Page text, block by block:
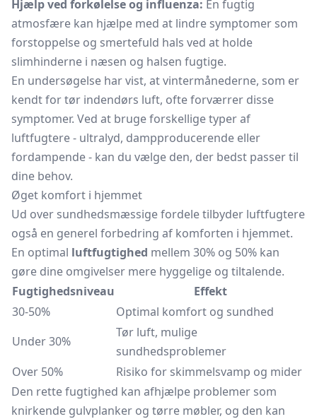
Hjælp ved forkølelse og influenza: En fugtig
atmosfære kan hjælpe med at lindre symptomer som
forstoppelse og smertefuld hals ved at holde
slimhinderne i næsen og halsen fugtige.
En undersøgelse har vist, at vintermånederne, som er
kendt for tør indendørs luft, ofte forværrer disse
symptomer. Ved at bruge forskellige typer af
luftfugtere - ultralyd, dampproducerende eller
fordampende - kan du vælge den, der bedst passer til
dine behov.
Øget komfort i hjemmet
Ud over sundhedsmæssige fordele tilbyder luftfugtere
også en generel forbedring af komforten i hjemmet.
En optimal luftfugtighed mellem 30% og 50% kan
gøre dine omgivelser mere hyggelige og tiltalende.
Fugtighedsniveau
Effekt
30-50%
Optimal komfort og sundhed
Under 30%
Tør luft, mulige
sundhedsproblemer
Over 50%
Risiko for skimmelsvamp og mider
Den rette fugtighed kan afhjælpe problemer som
knirkende gulvplanker og tørre møbler, og den kan